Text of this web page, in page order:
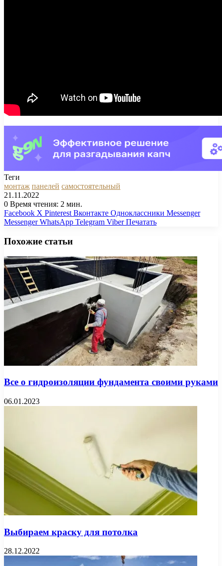
Теги
монтаж панелей самостоятельный
21.11.2022
0 Время чтения: 2 мин.
Facebook X Pinterest Вконтакте Одноклассники Messenger
Messenger WhatsApp Telegram Viber Печатать
Похожие статьи
Все о гидроизоляции фундамента своими руками
06.01.2023
Выбираем краску для потолка
28.12.2022